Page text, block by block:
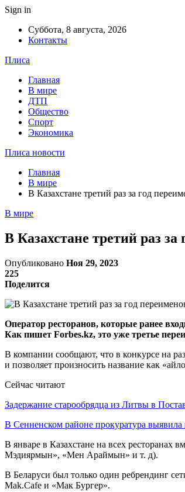
Sign in
Суббота, 8 августа, 2026
Контакты
Плиса
Главная
В мире
ДТП
Общество
Спорт
Экономика
Плиса новости
Главная
В мире
В Казахстане третий раз за год
В мире
В Казахстане третий раз
Опубликовано Ноя 29, 2023
225
Поделится
Оператор ресторанов, которые ранее
Как пишет Forbes.kz, это уже третье
В компании сообщают, что в конкурсе на
и позволяет произносить название как
Сейчас читают
Задержание старообрядца из Литвы в
В Сенненском районе прокуратура
В январе в Казахстане на всех ресторанах
Мэдиярмын», «Мен Араймын» и т. д).
В Беларуси был только один ребрендинг
Mak.Cafe и «Мак Бургер».